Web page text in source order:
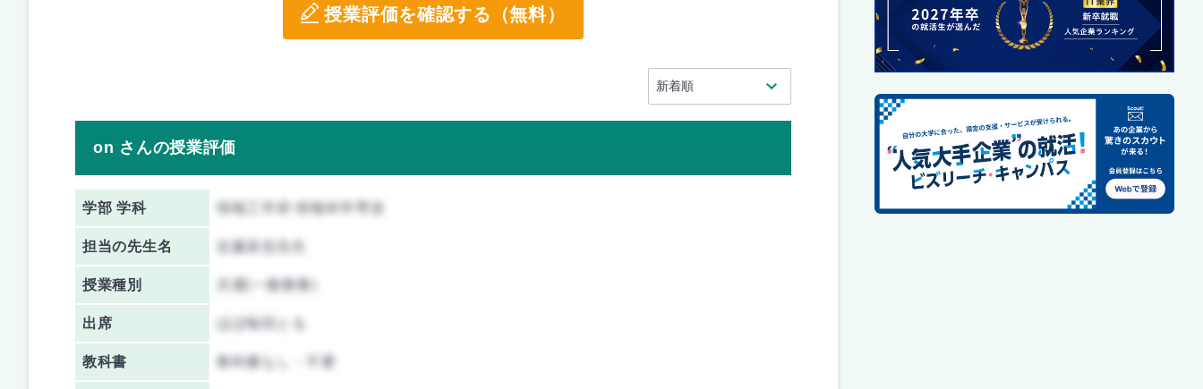
授業評価を確認する（無料）
on さんの授業評価
学部 学科 情報工学府 情報科学専攻
担当の先生名 近藤直也先生
授業種別 共通(一般教養)
出席 ほぼ毎回とる
教科書 教科書なし・不要